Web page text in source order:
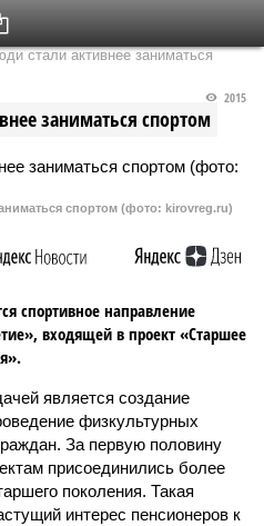
стали активнее заниматься
заниматься спортом
2015
спортом (фото: kirovreg.ru)
спортивное направление
входящей в проект «Старшее
является создание
физкультурных
За первую половину
присоединились более
поколения. Такая
интерес пенсионеров к